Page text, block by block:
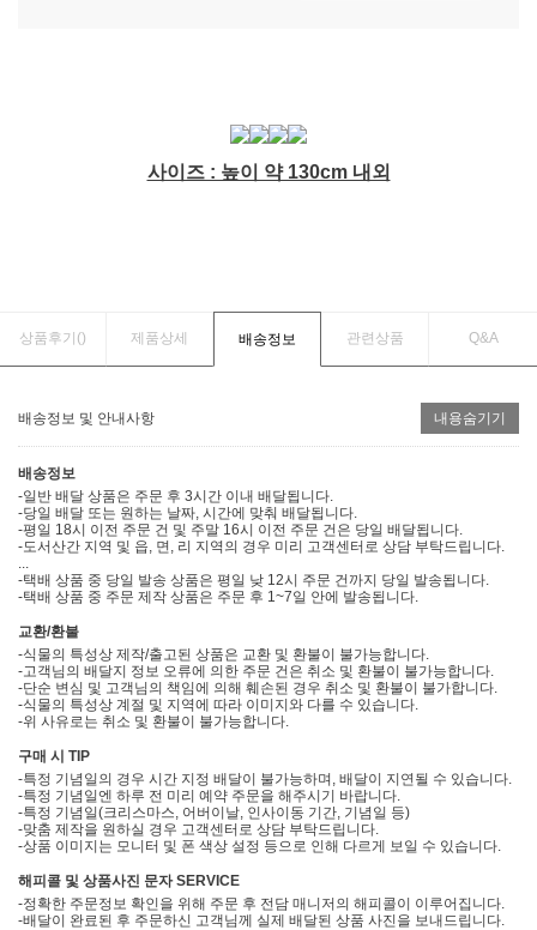
사이즈 : 높이 약 130cm 내외
상품후기() 제품상세 배송정보 관련상품 Q&A
배송정보 및 안내사항 내용숨기기
배송정보
-일반 배달 상품은 주문 후 3시간 이내 배달됩니다.
-당일 배달 또는 원하는 날짜, 시간에 맞춰 배달됩니다.
-평일 18시 이전 주문 건 및 주말 16시 이전 주문 건은 당일 배달됩니다.
-도서산간 지역 및 읍, 면, 리 지역의 경우 미리 고객센터로 상담 부탁드립니다.
-택배 상품 중 당일 발송 상품은 평일 낮 12시 주문 건까지 당일 발송됩니다.
-택배 상품 중 주문 제작 상품은 주문 후 1~7일 안에 발송됩니다.
교환/환불
-식물의 특성상 제작/출고된 상품은 교환 및 환불이 불가능합니다.
-고객님의 배달지 정보 오류에 의한 주문 건은 취소 및 환불이 불가능합니다.
-단순 변심 및 고객님의 책임에 의해 훼손된 경우 취소 및 환불이 불가합니다.
-식물의 특성상 계절 및 지역에 따라 이미지와 다를 수 있습니다.
-위 사유로는 취소 및 환불이 불가능합니다.
구매 시 TIP
-특정 기념일의 경우 시간 지정 배달이 불가능하며, 배달이 지연될 수 있습니다.
-특정 기념일엔 하루 전 미리 예약 주문을 해주시기 바랍니다.
-특정 기념일(크리스마스, 어버이날, 인사이동 기간, 기념일 등)
-맞춤 제작을 원하실 경우 고객센터로 상담 부탁드립니다.
-상품 이미지는 모니터 및 폰 색상 설정 등으로 인해 다르게 보일 수 있습니다.
해피콜 및 상품사진 문자 SERVICE
-정확한 주문정보 확인을 위해 주문 후 전담 매니저의 해피콜이 이루어집니다.
-배달이 완료된 후 주문하신 고객님께 실제 배달된 상품 사진을 보내드립니다.